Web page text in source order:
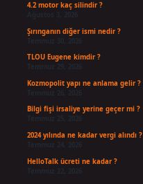
4.2 motor kaç silindir ?
Ağustos 3, 2026
Şırınganın diğer ismi nedir ?
TLOU Eugene kimdir ?
Temmuz 29, 2026
Kozmopolit yapı ne anlama gelir ?
Bilgi fişi irsaliye yerine geçer mi ?
Temmuz 25, 2026
2024 yılında ne kadar vergi alındı ?
HelloTalk ücreti ne kadar ?